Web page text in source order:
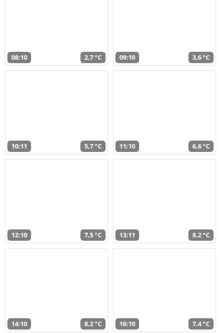
08:10 2,7 °C 09:10 3,6 °C
10:11 5,7 °C 11:10 6,6 °C
12:10 7,5 °C 13:11 8,2 °C
14:10 8,2 °C 16:10 7,4 °C